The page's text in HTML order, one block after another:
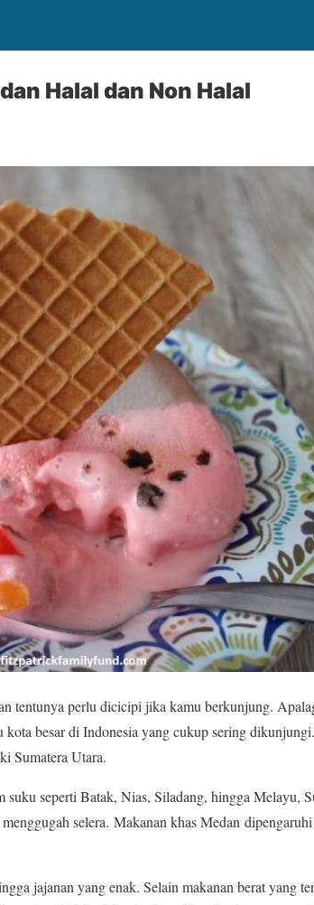
Halal dan Non Halal
tentunya perlu dicicipi jika kamu berkunjung.
kota besar di Indonesia yang cukup sering
Sumatera Utara.
suku seperti Batak, Nias, Siladang, hingga Melayu,
selera. Makanan khas Medan
jajanan yang enak. Selain makanan berat yang